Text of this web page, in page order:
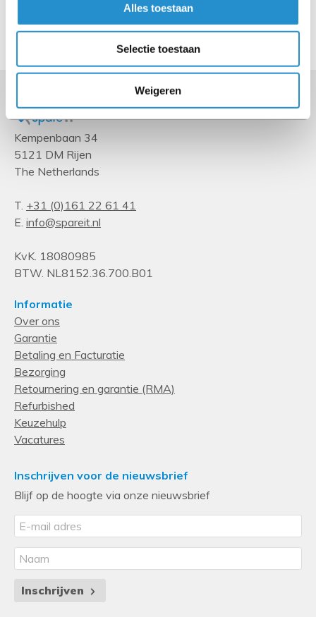
Alles toestaan
Selectie toestaan
Weigeren
Toon meer
Kempenbaan 34
5121 DM Rijen
The Netherlands
T. +31 (0)161 22 61 41
E. info@spareit.nl
KvK. 18080985
BTW. NL8152.36.700.B01
Informatie
Over ons
Garantie
Betaling en Facturatie
Bezorging
Retournering en garantie (RMA)
Refurbished
Keuzehulp
Vacatures
Inschrijven voor de nieuwsbrief
Blijf op de hoogte via onze nieuwsbrief
Inschrijven